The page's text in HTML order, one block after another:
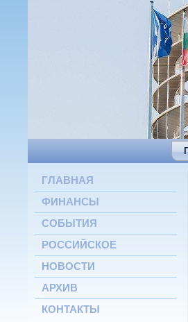
ГЛАВНАЯ
ФИНАНСЫ
СОБЫТИЯ
РОССИЙСКОЕ
НОВОСТИ
АРХИВ
КОНТАКТЫ